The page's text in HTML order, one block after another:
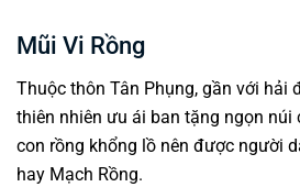
Mũi Vi Rồng
Thuộc thôn Tân Phụng, gần với hải
thiên nhiên ưu ái ban tặng ngọn
con rồng khổng lồ nên được người
hay Mạch Rồng.